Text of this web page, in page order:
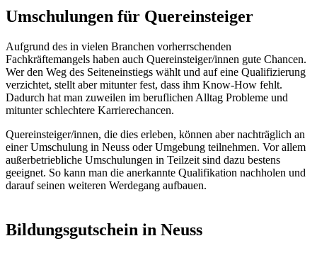
Umschulungen für Quereinsteiger
Aufgrund des in vielen Branchen vorherrschenden
Fachkräftemangels haben auch Quereinsteiger/innen gute Chancen.
Wer den Weg des Seiteneinstiegs wählt und auf eine Qualifizierung
verzichtet, stellt aber mitunter fest, dass ihm Know-How fehlt.
Dadurch hat man zuweilen im beruflichen Alltag Probleme und
mitunter schlechtere Karrierechancen.
Quereinsteiger/innen, die dies erleben, können aber nachträglich an
einer Umschulung in Neuss oder Umgebung teilnehmen. Vor allem
außerbetriebliche Umschulungen in Teilzeit sind dazu bestens
geeignet. So kann man die anerkannte Qualifikation nachholen und
darauf seinen weiteren Werdegang aufbauen.
Bildungsgutschein in Neuss